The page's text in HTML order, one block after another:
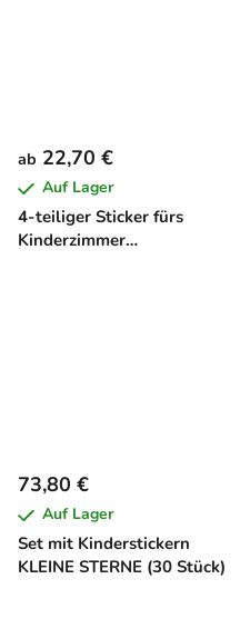
4-teiliger Sticker fürs
Kinderzimmer
ab 22,70 €
Auf Lager
Set mit Kinderstickern
KLEINE STERNE (30 Stück)
73,80 €
Auf Lager